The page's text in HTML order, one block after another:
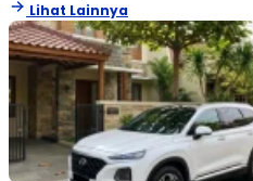
Lihat Lainnya